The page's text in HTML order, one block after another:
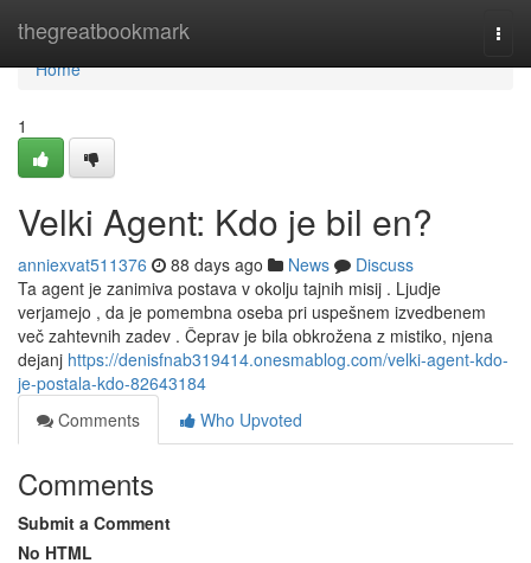
thegreatbookmark
Home
Home
1
Velki Agent: Kdo je bil en?
anniexvat511376 88 days ago News
Discuss
Ta agent je zanimiva postava v okolju tajnih misij . Ljudje
verjamejo , da je pomembna oseba pri uspešnem izvedbenem
več zahtevnih zadev . Čeprav je bila obkrožena z mistiko, njena
dejanj https://denisfnab319414.onesmablog.com/velki-agent-kdo-
je-postala-kdo-82643184
Comments
Who Upvoted
Comments
Submit a Comment
No HTML